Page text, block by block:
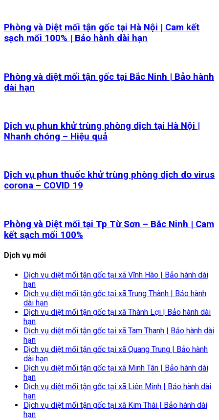
Phòng và Diệt mối tận gốc tại Hà Nội | Cam kết
sạch mối 100% | Bảo hành dài hạn
Phòng và diệt mối tận gốc tại Bắc Ninh | Bảo hành
dài hạn
Dịch vụ phun khử trùng phòng dịch tại Hà Nội |
Nhanh chóng – Hiệu quả
Dịch vụ phun thuốc khử trùng phòng dịch do virus
corona – COVID 19
Phòng và Diệt mối tại Tp Từ Sơn – Bắc Ninh | Cam
kết sạch mối 100%
Dịch vụ mới
Dịch vụ diệt mối tận gốc tại xã Vĩnh Hào | Bảo hành dài
hạn
Dịch vụ diệt mối tận gốc tại xã Trung Thành | Bảo hành
dài hạn
Dịch vụ diệt mối tận gốc tại xã Thành Lợi | Bảo hành dài
hạn
Dịch vụ diệt mối tận gốc tại xã Tam Thanh | Bảo hành dài
hạn
Dịch vụ diệt mối tận gốc tại xã Quang Trung | Bảo hành
dài hạn
Dịch vụ diệt mối tận gốc tại xã Minh Tân | Bảo hành dài
hạn
Dịch vụ diệt mối tận gốc tại xã Liên Minh | Bảo hành dài
hạn
Dịch vụ diệt mối tận gốc tại xã Kim Thái | Bảo hành dài
hạn